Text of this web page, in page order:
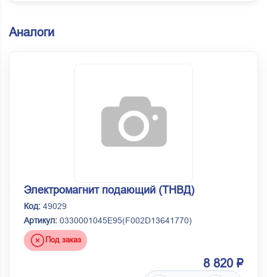
Аналоги
Электромагнит подающий (ТНВД)
Код: 49029
Артикул: 0330001045E95(F002D13641770)
Под заказ
8 820 ₽